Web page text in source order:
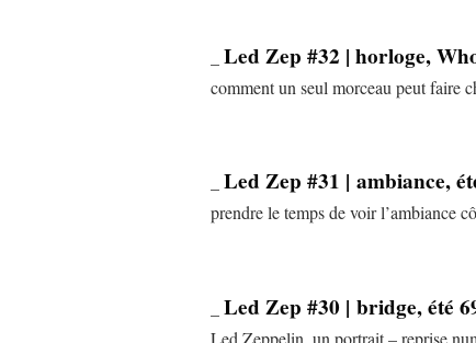
Led Zep #32 | horloge,
comment un seul morceau peut faire
Led Zep #31 | ambiance,
prendre le temps de voir l’ambiance
Led Zep #30 | bridge, été
Led Zeppelin, un portrait – reprise